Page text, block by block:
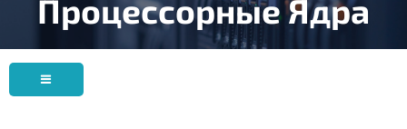
Процессорные Ядра